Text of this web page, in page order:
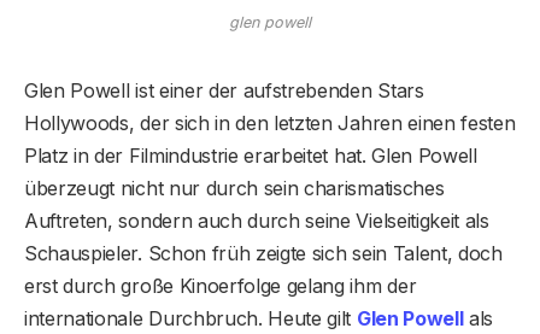
glen powell
Glen Powell ist einer der aufstrebenden Stars
Hollywoods, der sich in den letzten Jahren einen festen
Platz in der Filmindustrie erarbeitet hat. Glen Powell
überzeugt nicht nur durch sein charismatisches
Auftreten, sondern auch durch seine Vielseitigkeit als
Schauspieler. Schon früh zeigte sich sein Talent, doch
erst durch große Kinoerfolge gelang ihm der
internationale Durchbruch. Heute gilt Glen Powellals